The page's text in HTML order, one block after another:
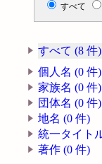
すべて
すべて (8 件)
個人名 (0 件)
家族名 (0 件)
団体名 (0 件)
地名 (0 件)
統一タイト
著作 (0 件)